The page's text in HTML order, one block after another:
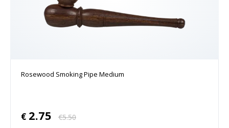
Rosewood Smoking Pipe Medium
€ 2.75 €5.50